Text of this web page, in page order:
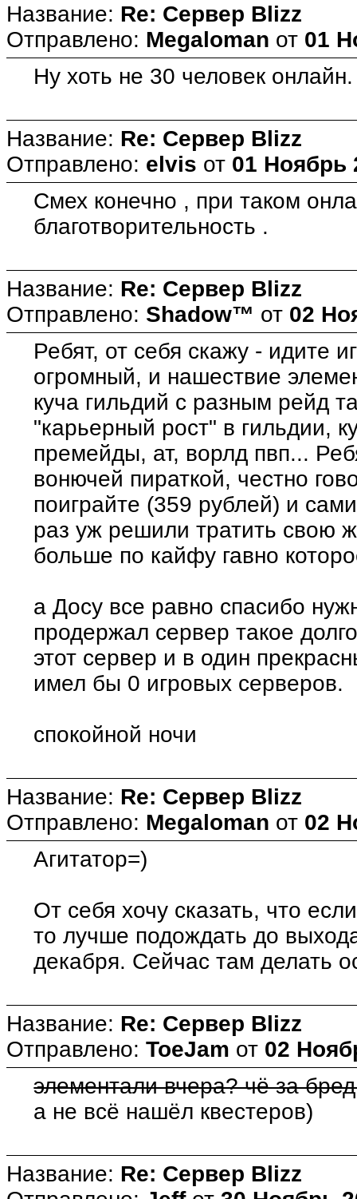
Название: Re: Сервер Blizz
Отправлено: Megaloman от 01
Ну хоть не 30 человек онлайн.
Название: Re: Сервер Blizz
Отправлено: elvis от 01 Ноябрь
Смех конечно , при таком
благотворительность .
Название: Re: Сервер Blizz
Отправлено: Shadow™ от 02
Ребят, от себя скажу - идите
огромный, и нашествие
куча гильдий с разным рейд
"карьерный рост" в гильдии,
премейды, ат, ворлд пвп...
вонючей пираткой, честно
поиграйте (359 рублей) и
раз уж решили тратить свою
больше по кайфу гавно
а Досу все равно спасибо
продержал сервер такое
этот сервер и в один
имел бы 0 игровых серверов.
спокойной ночи
Название: Re: Сервер Blizz
Отправлено: Megaloman от 02
Агитатор=)
От себя хочу сказать, что
то лучше подождать до
декабря. Сейчас там делать
Название: Re: Сервер Blizz
Отправлено: ToeJam от 02
элементали вчера? чё за
а не всё нашёл квестеров)
Название: Re: Сервер Blizz